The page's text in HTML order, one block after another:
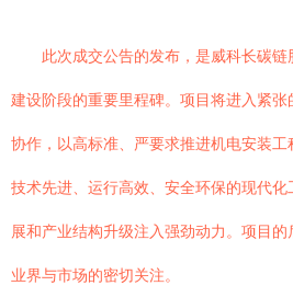
此次成交公告的发布，是威科长碳
建设阶段的重要里程碑。项目将进入紧
协作，以高标准、严要求推进机电安装
技术先进、运行高效、安全环保的现代
展和产业结构升级注入强劲动力。项目
业界与市场的密切关注。